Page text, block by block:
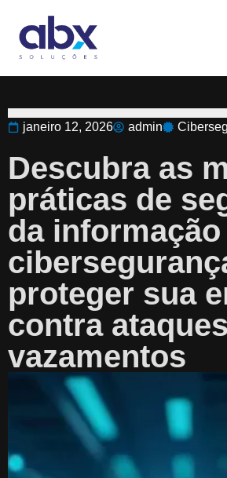
janeiro 12, 2026 admin
Descubra as
práticas de
da informação
proteger sua
contra
vazamentos